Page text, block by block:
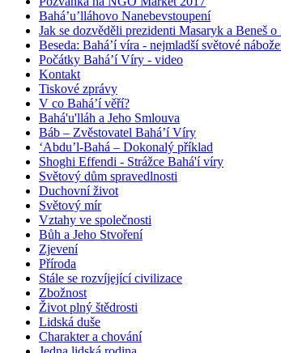
Bahá’u’lláhovo Nanebevstoupení
Jak se dozvěděli prezidenti Masaryk a Beneš o
Beseda: Bahá’í víra - nejmladší světové
Počátky Bahá’í Víry - video
Kontakt
Tiskové zprávy
V co Bahá’í věří?
Bahá'u'lláh a Jeho Smlouva
Báb – Zvěstovatel Bahá’í Víry
‘Abdu’l-Bahá – Dokonalý příklad
Shoghi Effendi - Strážce Bahá'í víry
Světový dům spravedlnosti
Duchovní život
Světový mír
Vztahy ve společnosti
Bůh a Jeho Stvoření
Zjevení
Příroda
Stále se rozvíjející civilizace
Zbožnost
Život plný štědrosti
Lidská duše
Charakter a chování